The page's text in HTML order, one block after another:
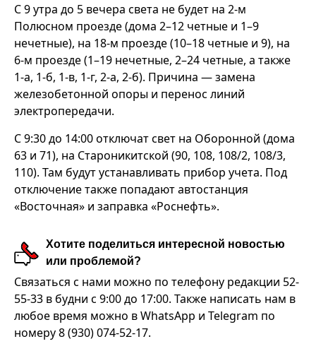
С 9 утра до 5 вечера света не будет на 2-м
Полюсном проезде (дома 2–12 четные и 1–9
нечетные), на 18-м проезде (10–18 четные и 9), на
6-м проезде (1–19 нечетные, 2–24 четные, а также
1‑а, 1‑б, 1‑в, 1‑г, 2‑а, 2‑б). Причина — замена
железобетонной опоры и перенос линий
электропередачи.
С 9:30 до 14:00 отключат свет на Оборонной (дома
63 и 71), на Староникитской (90, 108, 108/2, 108/3,
110). Там будут устанавливать прибор учета. Под
отключение также попадают автостанция
«Восточная» и заправка «Роснефть».
Хотите поделиться интересной новостью
или проблемой?
Связаться с нами можно по телефону редакции 52-
55-33 в будни с 9:00 до 17:00. Также написать нам в
любое время можно в WhatsApp и Telegram по
номеру 8 (930) 074-52-17.